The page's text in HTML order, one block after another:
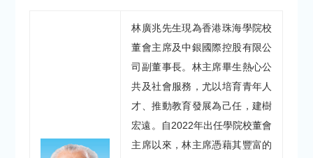
林廣兆先生現為香港珠海學院校
董會主席及中銀國際控股有限公
司副董事長。林主席畢生熱心公
共及社會服務，尤以培育青年人
才、推動教育發展為己任，建樹
宏遠。自2022年出任學院校董會
主席以來，林主席憑藉其豐富的